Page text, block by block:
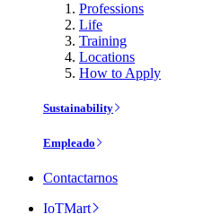
Professions
Life
Training
Locations
How to Apply
Sustainability
Empleado
Contactarnos
IoTMart